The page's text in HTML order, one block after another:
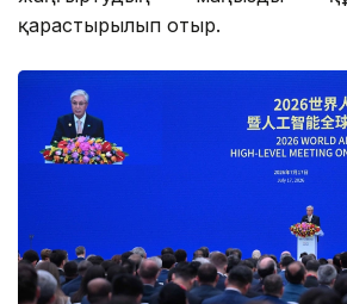
қарастырылып отыр.